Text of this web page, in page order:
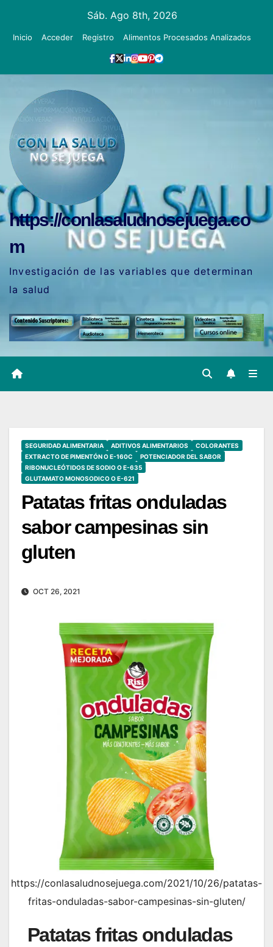
Sáb. Ago 8th, 2026
Inicio Acceder Registro Alimentos Procesados Analizados
https://conlasaludnosejuega.co
m
Investigación de las variables que determinan
la salud
SEGURIDAD ALIMENTARIA ADITIVOS ALIMENTARIOS
COLORANTES
EXTRACTO DE PIMENTÓN O E-160C
POTENCIADOR DEL SABOR
RIBONUCLEÓTIDOS DE SODIO O E-635
GLUTAMATO MONOSODICO O E-621
Patatas fritas onduladas
sabor campesinas sin
gluten
OCT 26, 2021
https://conlasaludnosejuega.com/2021/10/26/patatas-
fritas-onduladas-sabor-campesinas-sin-gluten/
Patatas fritas onduladas